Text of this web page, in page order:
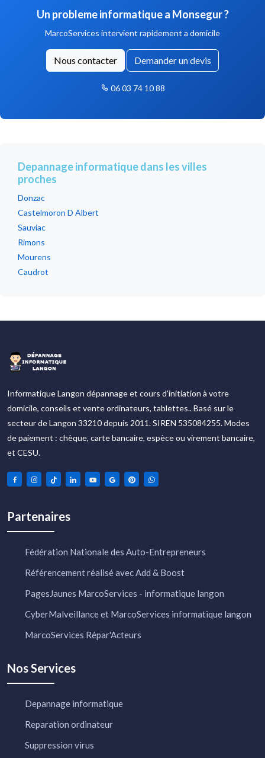
Un probleme informatique a Monsegur ?
MarcoServices intervient rapidement a domicile
Nous contacter Demander un devis
06 03 74 10 88
Depannage informatique dans les villes
proches
Donzac
Castelmoron D Albert
Sauviac
Rimons
Mourens
Caudrot
Informatique Langon dépannage et cours d'initiation à votre
domicile, conseils et vente ordinateurs, tablettes.. Basé sur le
secteur de Langon 33210 depuis 2011. SIREN 535084255. Modes
de paiement : chèque, carte bancaire, espèce ou virement bancaire,
et CESU.
Partenaires
Fédération Nationale des Auto-Entrepreneurs
Référencement réalisé avec Add & Boost
PagesJaunes MarcoServices - informatique langon
CyberMalveillance et MarcoServices informatique langon
MarcoServices Répar'Acteurs
Nos Services
Depannage informatique
Reparation ordinateur
Suppression virus